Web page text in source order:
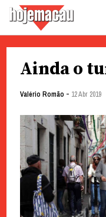
Ainda o
Valério Romão - 12 Abr 2019